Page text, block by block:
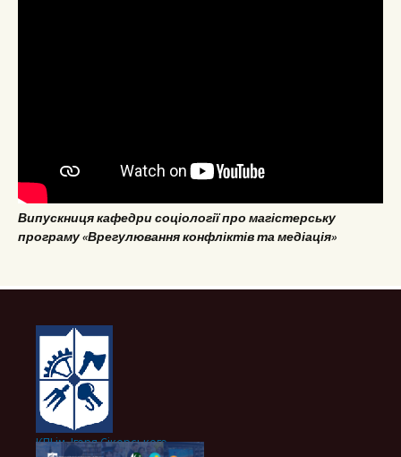
Випускниця кафедри соціології про магістерську
програму «Врегулювання конфліктів та медіація»
КПІ ім. Ігоря Сікорського